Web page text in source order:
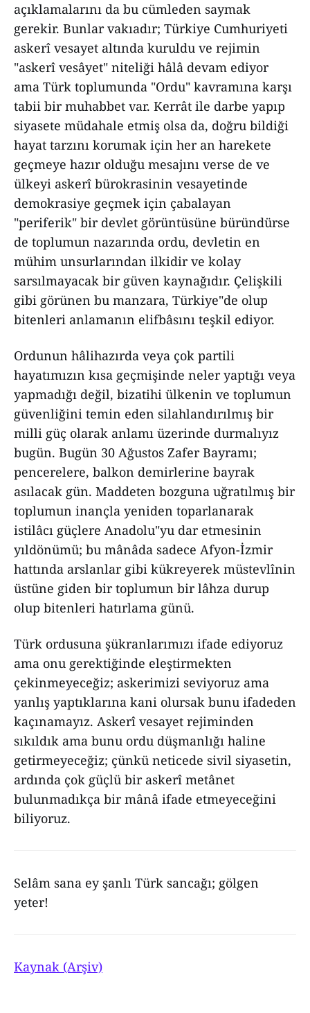
açıklamalarını da bu cümleden saymak
gerekir. Bunlar vakıadır; Türkiye Cumhuriyeti
askerî vesayet altında kuruldu ve rejimin
"askerî vesâyet" niteliği hâlâ devam ediyor
ama Türk toplumunda "Ordu" kavramına karşı
tabii bir muhabbet var. Kerrât ile darbe yapıp
siyasete müdahale etmiş olsa da, doğru bildiği
hayat tarzını korumak için her an harekete
geçmeye hazır olduğu mesajını verse de ve
ülkeyi askerî bürokrasinin vesayetinde
demokrasiye geçmek için çabalayan
"periferik" bir devlet görüntüsüne büründürse
de toplumun nazarında ordu, devletin en
mühim unsurlarından ilkidir ve kolay
sarsılmayacak bir güven kaynağıdır. Çelişkili
gibi görünen bu manzara, Türkiye"de olup
bitenleri anlamanın elifbâsını teşkil ediyor.
Ordunun hâlihazırda veya çok partili
hayatımızın kısa geçmişinde neler yaptığı veya
yapmadığı değil, bizatihi ülkenin ve toplumun
güvenliğini temin eden silahlandırılmış bir
milli güç olarak anlamı üzerinde durmalıyız
bugün. Bugün 30 Ağustos Zafer Bayramı;
pencerelere, balkon demirlerine bayrak
asılacak gün. Maddeten bozguna uğratılmış bir
toplumun inançla yeniden toparlanarak
istilâcı güçlere Anadolu"yu dar etmesinin
yıldönümü; bu mânâda sadece Afyon-İzmir
hattında arslanlar gibi kükreyerek müstevlînin
üstüne giden bir toplumun bir lâhza durup
olup bitenleri hatırlama günü.
Türk ordusuna şükranlarımızı ifade ediyoruz
ama onu gerektiğinde eleştirmekten
çekinmeyeceğiz; askerimizi seviyoruz ama
yanlış yaptıklarına kani olursak bunu ifadeden
kaçınamayız. Askerî vesayet rejiminden
sıkıldık ama bunu ordu düşmanlığı haline
getirmeyeceğiz; çünkü neticede sivil siyasetin,
ardında çok güçlü bir askerî metânet
bulunmadıkça bir mânâ ifade etmeyeceğini
biliyoruz.
Selâm sana ey şanlı Türk sancağı; gölgen
yeter!
Kaynak (Arşiv)